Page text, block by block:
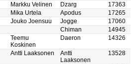
Markku Velinen Dzarg
17363
Mika Urtela Apodus
17265
Jouko Joensuu Jogge
17060
Chiman
14945
Teemu
Koskinen
Daeron 14326
Antti Laaksonen
Antti
Laaksonen
13528